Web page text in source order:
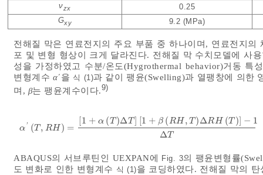
νzx
0.25
Gxy 9.2 (MPa)
전해질 막은 연료전지의 주요 부품 중 하나이며, 연료전지
포 및 변형 형상이 크게 달라진다. 전해질 막 수치모델에 사
성을 가정하였고 수분/온도(Hygrothermal behavior)거동 특
변형계수 α΄을 식 (1)과 같이 팽윤(Swelling)과 열팽창에 의한
며, β는 팽윤계수이다.9)
α' (T , RH ) =
[1 + α (T )ΔT ] [1 + β (RH , T )ΔRH (T )] − 1
ΔT
α'T,RH=1+αTΔT1+βRH,TΔRHT-1ΔT
ABAQUS의 서브루틴인 UEXPAN에 Fig. 3의 팽윤변형률
도 변화로 인한 변형계수 식 (1)을 코딩하였다. 전해질 막의